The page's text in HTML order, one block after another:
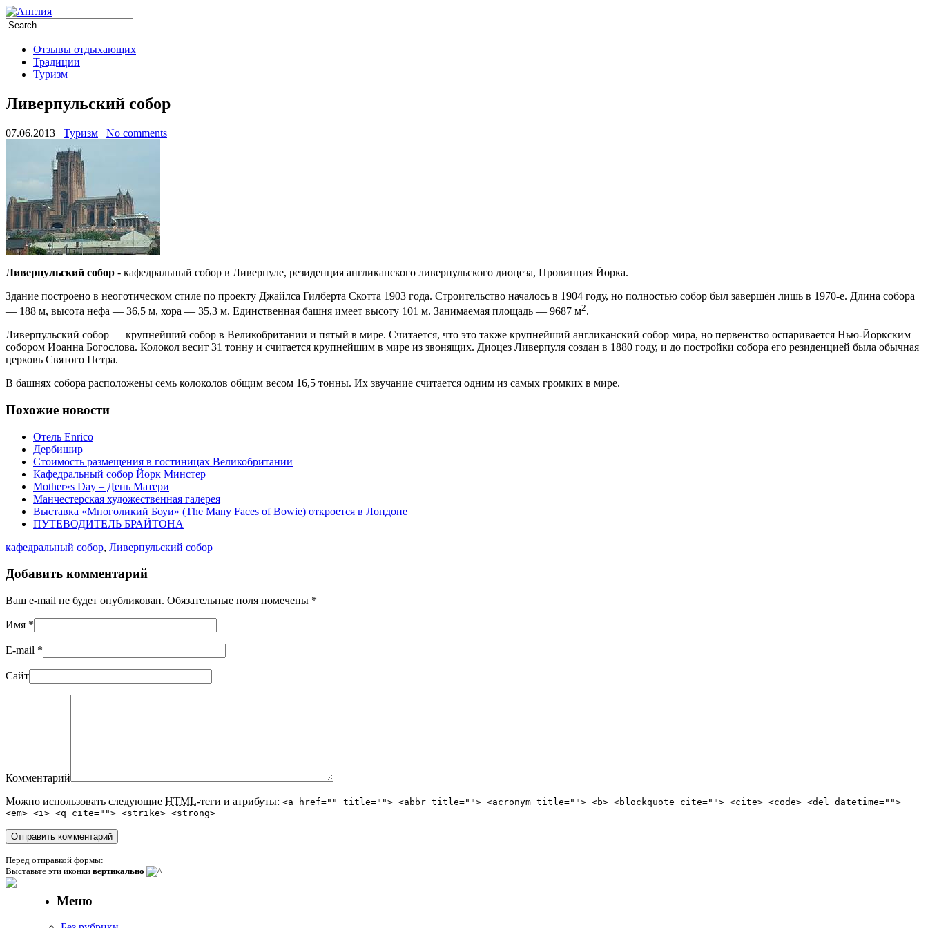
Отзывы отдыхающих
Традиции
Туризм
Ливерпульский собор
07.06.2013 Туризм No comments
Ливерпульский собор - кафедральный собор в Ливерпуле, резиденция англиканского ливерпульского диоцеза, Провинция Йорка.
Здание построено в неоготическом стиле по проекту Джайлса Гилберта Скотта 1903 года. Строительство началось в 1904 году, но полностью собор был завершён лишь в 1970-е. Длина собора
— 188 м, высота нефа — 36,5 м, хора — 35,3 м. Единственная башня имеет высоту 101 м. Занимаемая площадь — 9687 м2.
Ливерпульский собор — крупнейший собор в Великобритании и пятый в мире. Считается, что это также крупнейший англиканский собор мира, но первенство оспаривается Нью-Йоркским
собором Иоанна Богослова. Колокол весит 31 тонну и считается крупнейшим в мире из звонящих. Диоцез Ливерпуля создан в 1880 году, и до постройки собора его резиденцией была обычная
церковь Святого Петра.
В башнях собора расположены семь колоколов общим весом 16,5 тонны. Их звучание считается одним из самых громких в мире.
Похожие новости
Отель Enrico
Дербишир
Стоимость размещения в гостиницах Великобритании
Кафедральный собор Йорк Минстер
Mother»s Day – День Матери
Манчестерская художественная галерея
Выставка «Многоликий Боуи» (The Many Faces of Bowie) откроется в Лондоне
ПУТЕВОДИТЕЛЬ БРАЙТОНА
кафедральный собор, Ливерпульский собор
Добавить комментарий
Ваш e-mail не будет опубликован. Обязательные поля помечены *
Имя *
E-mail *
Сайт
Комментарий
Можно использовать следующие HTML-теги и атрибуты: <a href="" title=""> <abbr title=""> <acronym title=""> <b> <blockquote cite=""> <cite> <code> <del datetime="">
<em> <i> <q cite=""> <strike> <strong>
Перед отправкой формы:
Выставьте эти иконки вертикально
Меню